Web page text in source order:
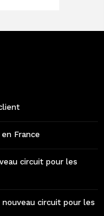
France
circuit pour les
circuit pour les